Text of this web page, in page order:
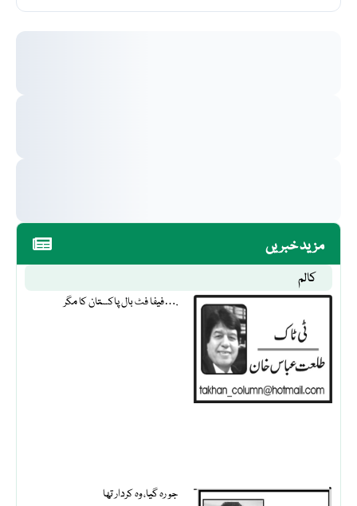
مزید خبریں
کالم
فیفا فٹ بال پاکستان کا مگر….
جو رہ گیا، وہ کردار تھا